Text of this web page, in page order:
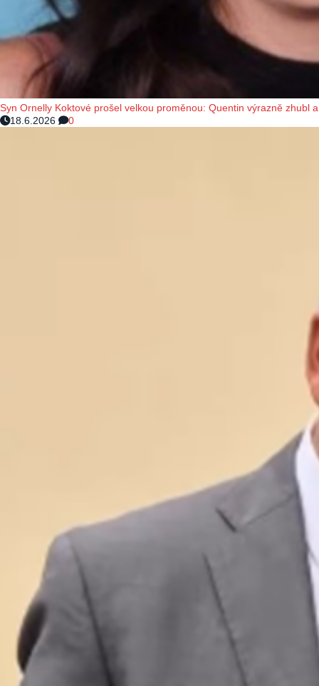
Syn Ornelly Koktové prošel velkou proměnou: Quentin výrazně zhubl
18.6.2026
0